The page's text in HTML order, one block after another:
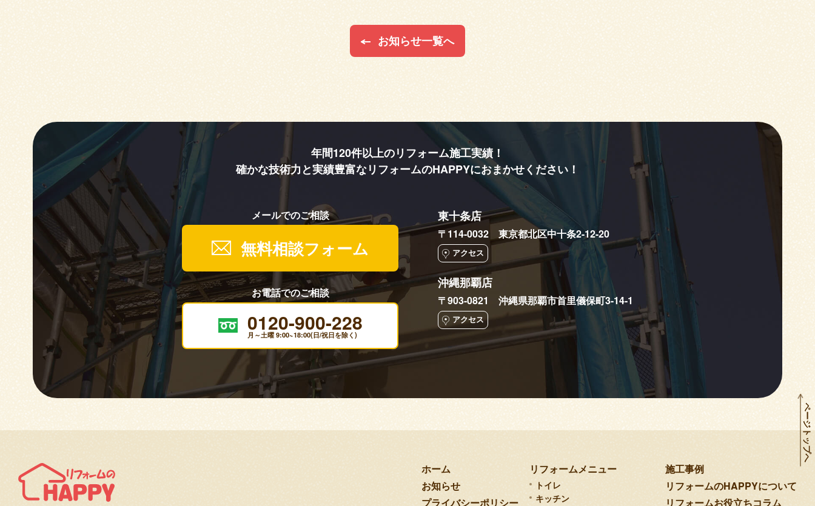
お知らせ一覧へ
年間120件以上のリフォーム施工実績！
確かな技術力と実績豊富なリフォームのHAPPYにおまかせください！
メールでのご相談
無料相談フォーム
お電話でのご相談
0120-900-228
月～土曜 9:00~18:00(日/祝日を除く)
東十条店
〒114-0032 東京都北区中十条2-12-20
アクセス
沖縄那覇店
〒903-0821 沖縄県那覇市首里儀保町3-14-1
アクセス
ホーム
お知らせ
プライバシーポリシー
リフォームメニュー
トイレ
キッチン
施工事例
リフォームのHAPPYについて
リフォームお役立ちコラム
ページトップへ